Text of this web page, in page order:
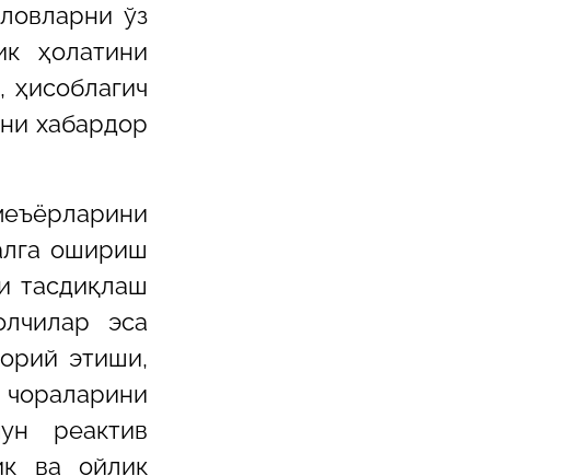
ўз
ҳолатини
хабардор
ошириш
тасдиқлаш
эса
этиши,
реактив
ва ойлик